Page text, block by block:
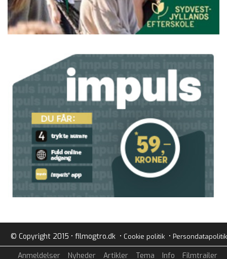
© Copyright 2015 • filmogtro.dk • Cookie politik• Persondatapolitik
Anmeldelser Nyheder Artikler Tema Info Filmtrailer